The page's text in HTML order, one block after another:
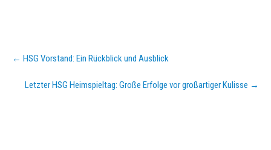
Post
navigation
← HSG Vorstand: Ein Rückblick und Ausblick
Letzter HSG Heimspieltag: Große Erfolge vor großartiger Kulisse →